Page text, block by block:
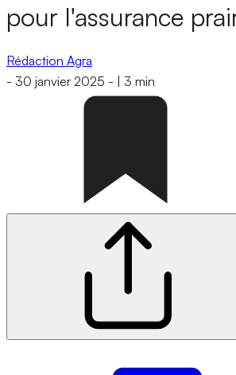
pour l'assurance
Rédaction Agra
- 30 janvier 2025 - 3 min